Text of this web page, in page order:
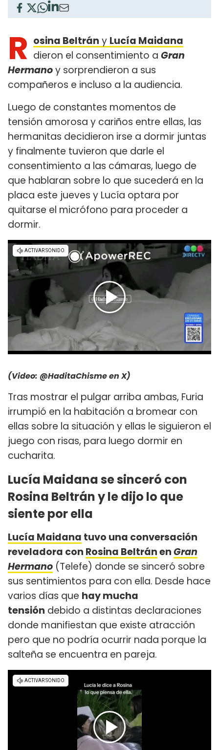
R osina Beltrán y Lucía Maidana
dieron el consentimiento a Gran
Hermanoy sorprendieron a sus
compañeros e incluso a la audiencia.
Luego de constantes momentos de
tensión amorosa y cariños entre ellas, las
hermanitas decidieron irse a dormir juntas
y finalmente tuvieron que darle el
consentimiento a las cámaras, luego de
que hablaran sobre lo que sucederá en la
placa este jueves y Lucía optara por
quitarse el micrófono para proceder a
dormir.
(Video: @HaditaChisme en X)
Tras mostrar el pulgar arriba ambas, Furia
irrumpió en la habitación a bromear con
ellas sobre la situación y ellas le siguieron el
juego con risas, para luego dormir en
cucharita.
Lucía Maidana se sinceró con
Rosina Beltrán y le dijo lo que
siente por ella
Lucía Maidana tuvo una conversación
reveladora con Rosina BeltránenGran
Hermano (Telefe) donde se sinceró sobre
sus sentimientos para con ella. Desde hace
varios días que hay mucha
tensión debido a distintas declaraciones
donde manifiestan que existe atracción
pero que no podría ocurrir nada porque la
salteña se encuentra en pareja.